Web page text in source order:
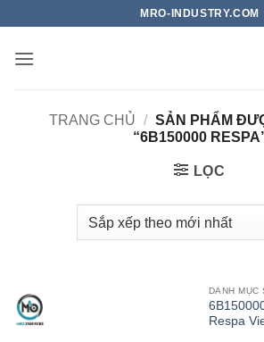
nội
MRO-INDUSTRY.COM
TRANG CHỦ / SẢN PHẨM
“6B150000
LỌC
DANH MỤC
Respa